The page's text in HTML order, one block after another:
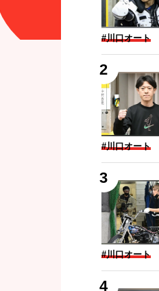
#川口オート
#川口オート
#川口オート